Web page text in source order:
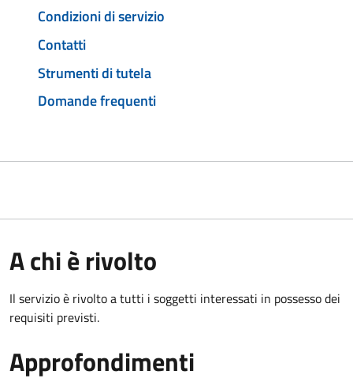
Condizioni di servizio
Contatti
Strumenti di tutela
Domande frequenti
A chi è rivolto
Il servizio è rivolto a tutti i soggetti interessati in possesso dei
requisiti previsti.
Approfondimenti